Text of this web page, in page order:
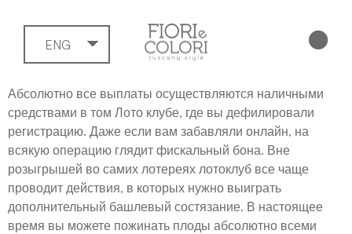
ENG
Абсолютно все выплаты осуществляются наличными
средствами в том Лото клубе, где вы дефилировали
регистрацию. Даже если вам забавляли онлайн, на
всякую операцию глядит фискальный бона. Вне
розыгрышей во самих лотереях лотоклуб все чаще
проводит действия, в которых нужно выиграть
дополнительный башлевый состязание. В настоящее
время вы можете пожинать плоды абсолютно всеми